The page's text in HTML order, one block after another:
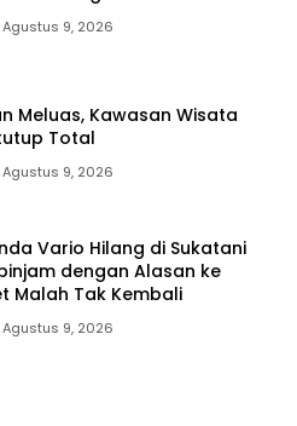
Agustus 9, 2026
Meluas, Kawasan Wisata
Total
Agustus 9, 2026
Vario Hilang di Sukatani
dengan Alasan ke
Malah Tak Kembali
Agustus 9, 2026